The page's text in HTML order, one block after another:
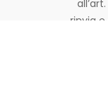
rinvia